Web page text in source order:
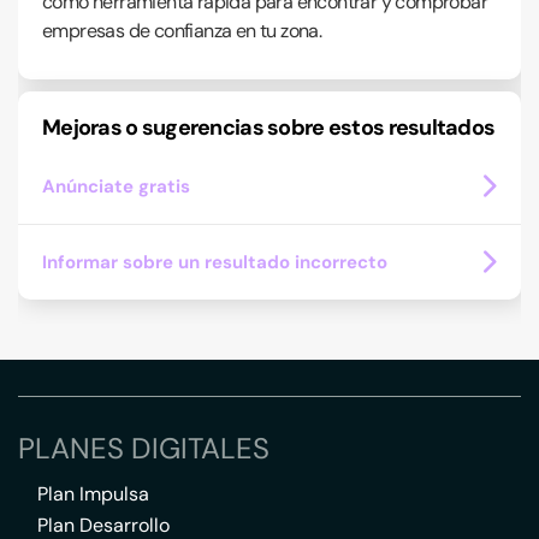
empresas de confianza en tu zona.
Mejoras o sugerencias sobre estos resultados
Anúnciate gratis
Informar sobre un resultado incorrecto
PLANES DIGITALES
Plan Impulsa
Plan Desarrollo